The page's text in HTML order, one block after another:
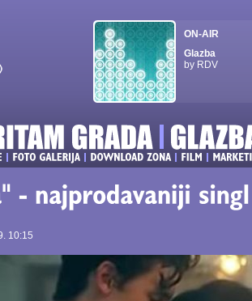
ON-AIR
Glazba
by RDV
10:15